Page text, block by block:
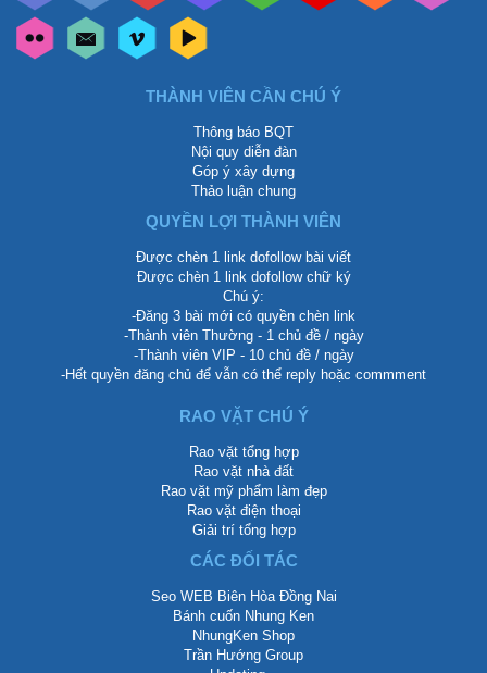
THÀNH VIÊN CẦN CHÚ Ý
Thông báo BQT
Nội quy diễn đàn
Góp ý xây dựng
Thảo luận chung
QUYỀN LỢI THÀNH VIÊN
Được chèn 1 link dofollow bài viết
Được chèn 1 link dofollow chữ ký
Chú ý:
-Đăng 3 bài mới có quyền chèn link
-Thành viên Thường - 1 chủ đề / ngày
-Thành viên VIP - 10 chủ đề / ngày
-Hết quyền đăng chủ để vẫn có thể reply hoặc commment
RAO VẶT CHÚ Ý
Rao vặt tổng hợp
Rao vặt nhà đất
Rao vặt mỹ phẩm làm đẹp
Rao vặt điện thoại
Giải trí tổng hợp
CÁC ĐỐI TÁC
Seo WEB Biên Hòa Đồng Nai
Bánh cuốn Nhung Ken
NhungKen Shop
Trần Hướng Group